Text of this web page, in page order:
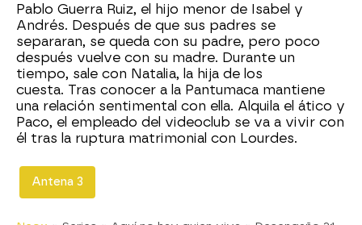
Pablo Guerra Ruiz, el hijo menor de Isabel y
Andrés. Después de que sus padres se
separaran, se queda con su padre, pero poco
después vuelve con su madre. Durante un
tiempo, sale con Natalia, la hija de los
cuesta. Tras conocer a la Pantumaca mantiene
una relación sentimental con ella. Alquila el ático y
Paco, el empleado del videoclub se va a vivir con
él tras la ruptura matrimonial con Lourdes.
Antena 3